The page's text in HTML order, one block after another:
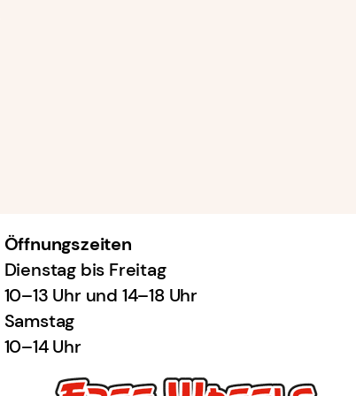
Öffnungszeiten
Dienstag bis Freitag
10–13 Uhr und 14–18 Uhr
Samstag
10–14 Uhr